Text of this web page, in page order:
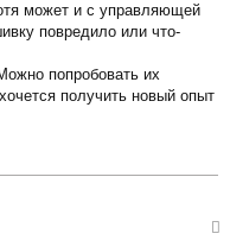
может и с управляющей
повредило или что-
попробовать их
получить новый опыт